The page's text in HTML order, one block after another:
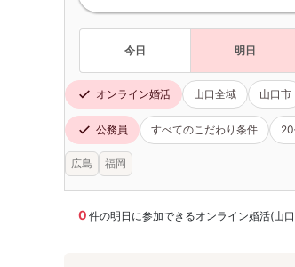
今日 明日
オンライン婚活 山口全域 山口市
公務員 すべてのこだわり条件
広島 福岡
0 件の明日に参加できるオンライン婚活(山